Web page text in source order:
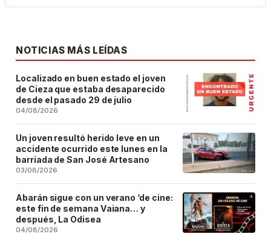
NOTICIAS MÁS LEÍDAS
Localizado en buen estado el joven
de Cieza que estaba desaparecido
desde el pasado 29 de julio
04/08/2026
Un joven resultó herido leve en un
accidente ocurrido este lunes en la
barriada de San José Artesano
03/08/2026
Abarán sigue con un verano ‘de cine:
este fin de semana Vaiana… y
después, La Odisea
04/08/2026